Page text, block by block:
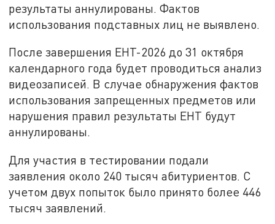
результаты аннулированы. Фактов
использования подставных лиц не выявлено.
После завершения ЕНТ-2026 до 31 октября
календарного года будет проводиться анализ
видеозаписей. В случае обнаружения фактов
использования запрещенных предметов или
нарушения правил результаты ЕНТ будут
аннулированы.
Для участия в тестировании подали
заявления около 240 тысяч абитуриентов. С
учетом двух попыток было принято более 446
тысяч заявлений.